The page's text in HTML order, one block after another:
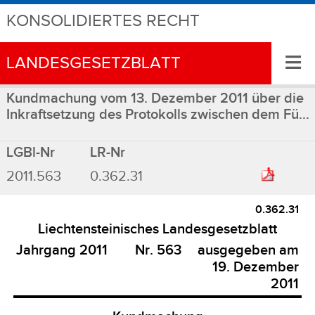
KONSOLIDIERTES RECHT
LANDESGESETZBLATT ≡
Kundmachung vom 13. Dezember 2011 über die
Inkraftsetzung des Protokolls zwischen dem Fü...
LGBl-Nr
LR-Nr
2011.563
0.362.31